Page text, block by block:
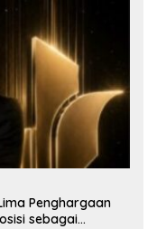
Penghargaan
sebagai